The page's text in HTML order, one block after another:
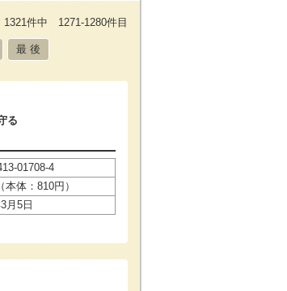
1321件中 1271-1280件目
最 後
る
01708-4
本体：810円）
月5日